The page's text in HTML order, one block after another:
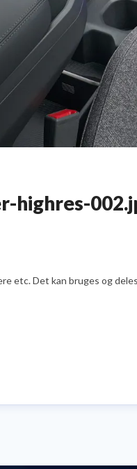
highres-
etc. Det kan bruges og